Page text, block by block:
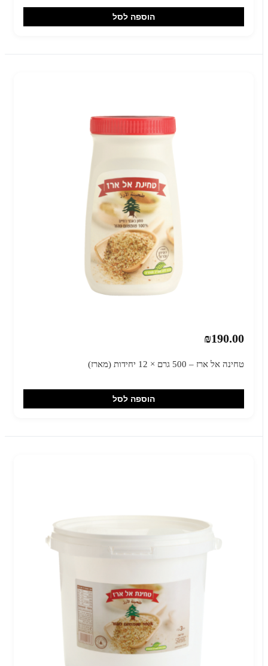
הוספה לסל
₪190.00
טחינה אל ארז – 500 גרם × 12 יחידות (מארז)
הוספה לסל